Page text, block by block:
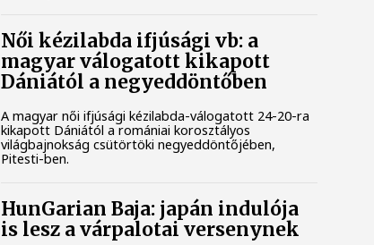
Női kézilabda ifjúsági vb: a
magyar válogatott kikapott
Dániától a negyeddöntőben
A magyar női ifjúsági kézilabda-válogatott 24-20-ra
kikapott Dániától a romániai korosztályos
világbajnokság csütörtöki negyeddöntőjében,
Pitesti-ben.
HunGarian Baja: japán indulója
is lesz a várpalotai versenynek